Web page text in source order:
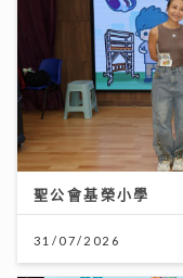
聖公會基榮小學
31/07/2026